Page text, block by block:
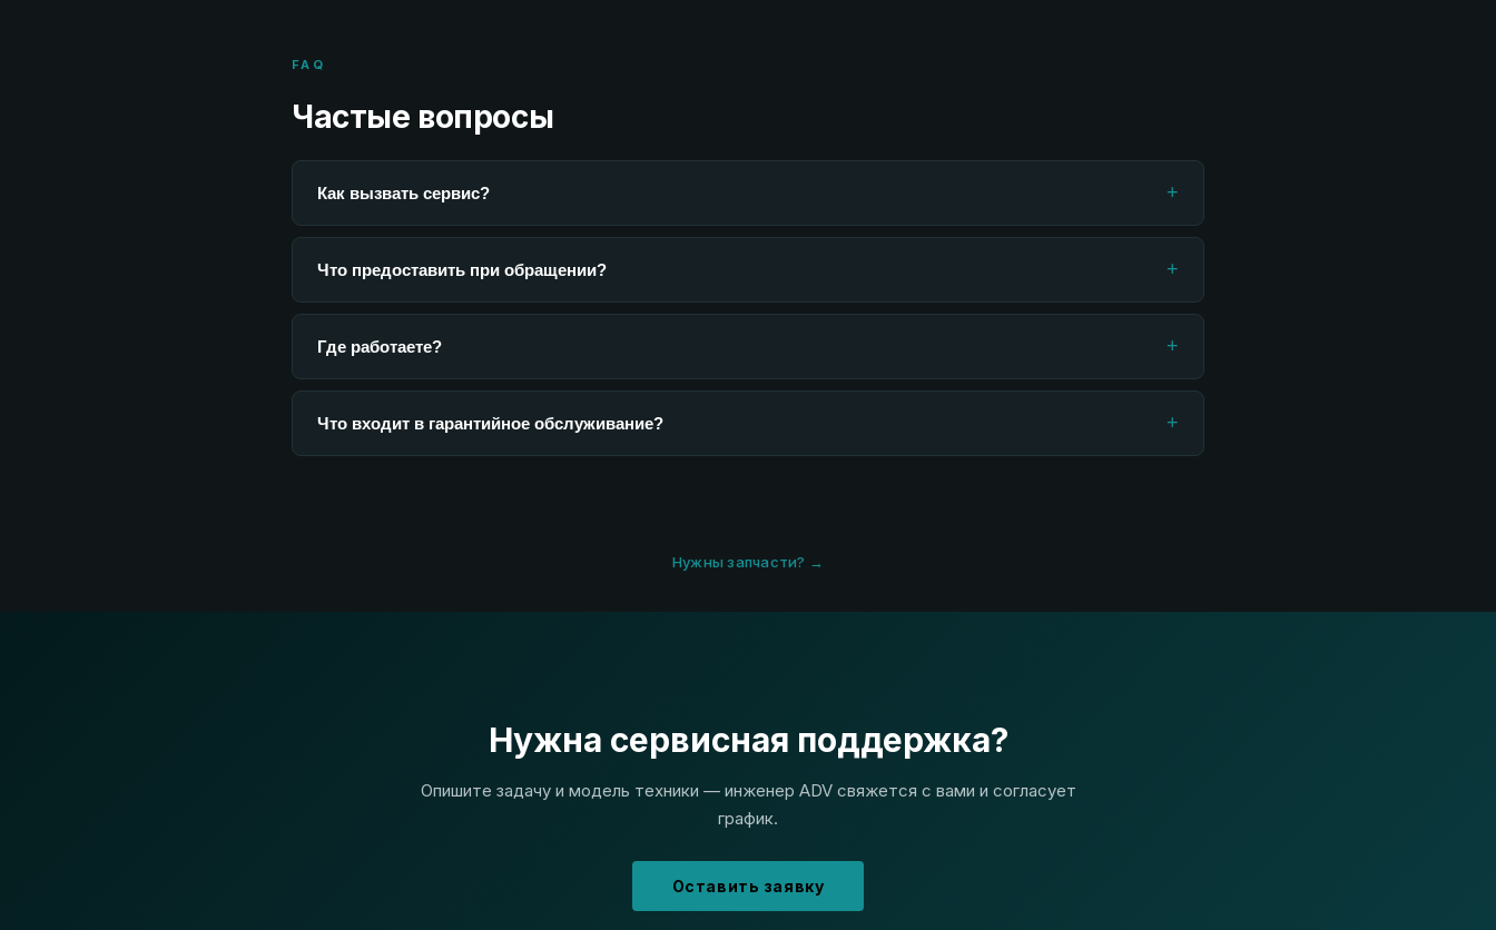
FAQ
Частые вопросы
Как вызвать сервис? +
Что предоставить при обращении? +
Где работаете? +
Что входит в гарантийное обслуживание? +
Нужны запчасти? →
Нужна сервисная поддержка?
Опишите задачу и модель техники — инженер ADV свяжется с вами и согласует
график.
Оставить заявку